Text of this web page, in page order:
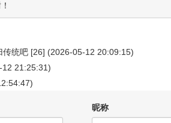
传统吧 [26] (2026-05-12 20:09:15)
21:25:31)
昵称